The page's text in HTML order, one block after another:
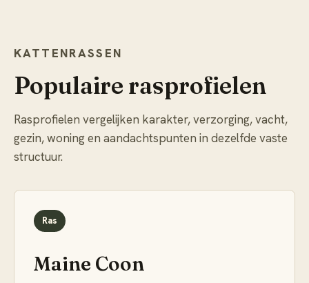
KATTENRASSEN
Populaire rasprofielen
Rasprofielen vergelijken karakter, verzorging, vacht,
gezin, woning en aandachtspunten in dezelfde vaste
structuur.
Ras
Maine Coon